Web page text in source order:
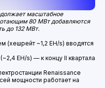
масштабное
80 МВт добавляются
до 132 МВт.
~1,2 EH/s) вводятся
EH/s) — к концу II квартала
Renaissance
мощности работает на